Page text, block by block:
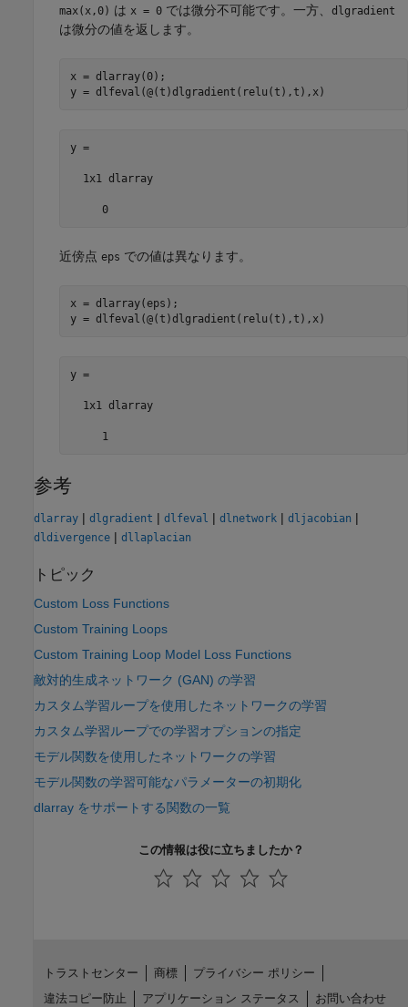
max(x,0) は x = 0 では微分不可能です。一方、 dlgradient
は微分の値を返します。
x = dlarray(0);
y = dlfeval(@(t)dlgradient(relu(t),t),x)
y =
  1x1 dlarray
     0
近傍点 eps での値は異なります。
x = dlarray(eps);
y = dlfeval(@(t)dlgradient(relu(t),t),x)
y =
  1x1 dlarray
     1
参考
dlarray | dlgradient | dlfeval | dlnetwork | dljacobian |
dldivergence | dllaplacian
トピック
Custom Loss Functions
Custom Training Loops
Custom Training Loop Model Loss Functions
敵対的生成ネットワーク (GAN) の学習
カスタム学習ループを使用したネットワークの学習
カスタム学習ループでの学習オプションの指定
モデル関数を使用したネットワークの学習
モデル関数の学習可能なパラメーターの初期化
dlarray をサポートする関数の一覧
この情報は役に立ちましたか？
トラストセンター 商標
プライバシー ポリシー
違法コピー防止
アプリケーション ステータス お問い合わせ